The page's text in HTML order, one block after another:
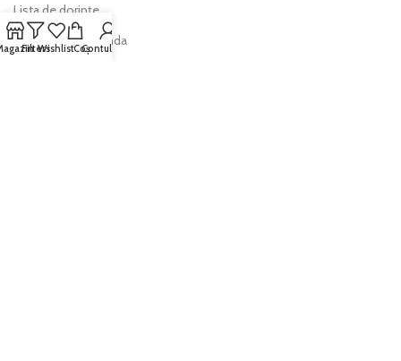
Lista de dorințe
Urmărește comanda
FiltersWishlistCoșContul meu